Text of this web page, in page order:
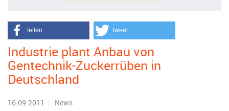
teilen tweet
Industrie plant Anbau von
Gentechnik-Zuckerrüben in
Deutschland
16.09.2011
News